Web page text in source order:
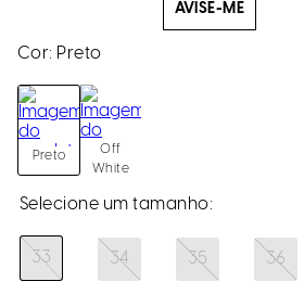
AVISE-ME
Cor: Preto
Preto
Off
White
33 34 35 36